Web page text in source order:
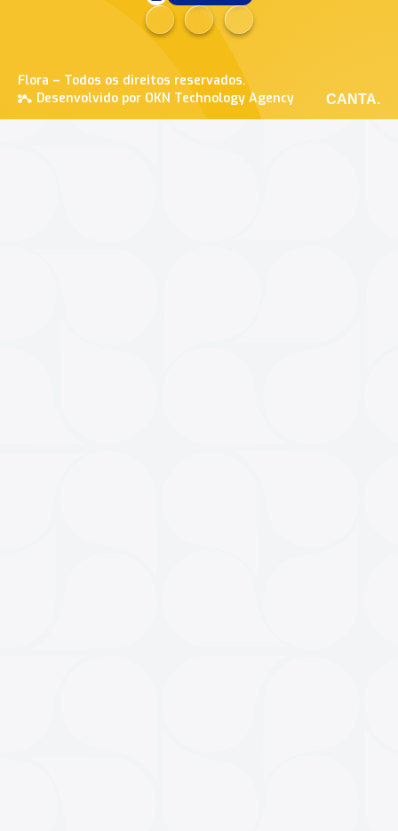
Flora – Todos os direitos reservados.
Desenvolvido por OKN Technology Agency
CANTA.